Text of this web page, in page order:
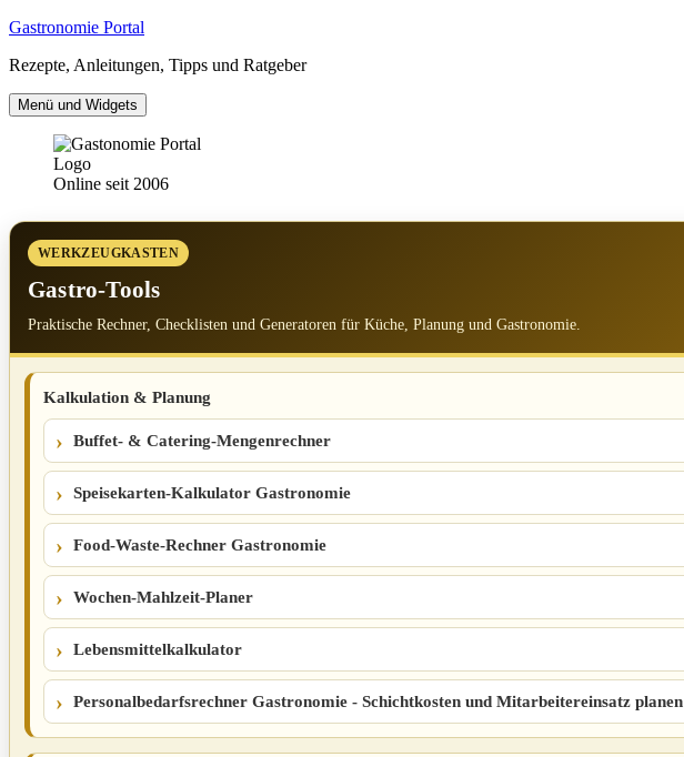
Zum
springen
Gastronomie Portal
Rezepte, Anleitungen, Tipps und Ratgeber
Menü und Widgets
Online seit 2006
WERKZEUGKASTEN
Gastro-Tools
Praktische Rechner, Checklisten und Generatoren für Küche, Planung und Gastronomie.
Kalkulation & Planung
Buffet- & Catering-Mengenrechner
Speisekarten-Kalkulator Gastronomie
Food-Waste-Rechner Gastronomie
Wochen-Mahlzeit-Planer
Lebensmittelkalkulator
Personalbedarfsrechner Gastronomie - Schichtkosten und Mitarbeitereinsatz planen